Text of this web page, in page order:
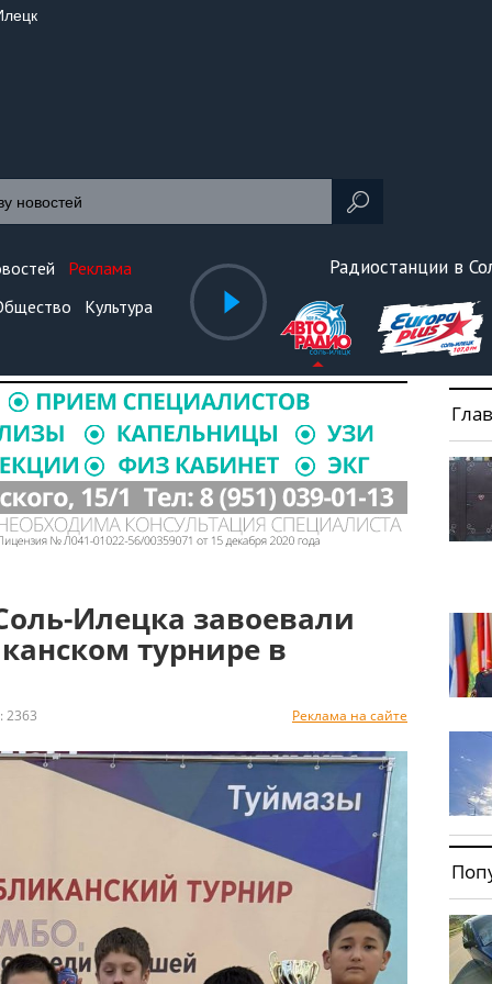
Реклама
Культура
Радиостанции в
Илецка завоевали
турнире в
Реклама на сайте